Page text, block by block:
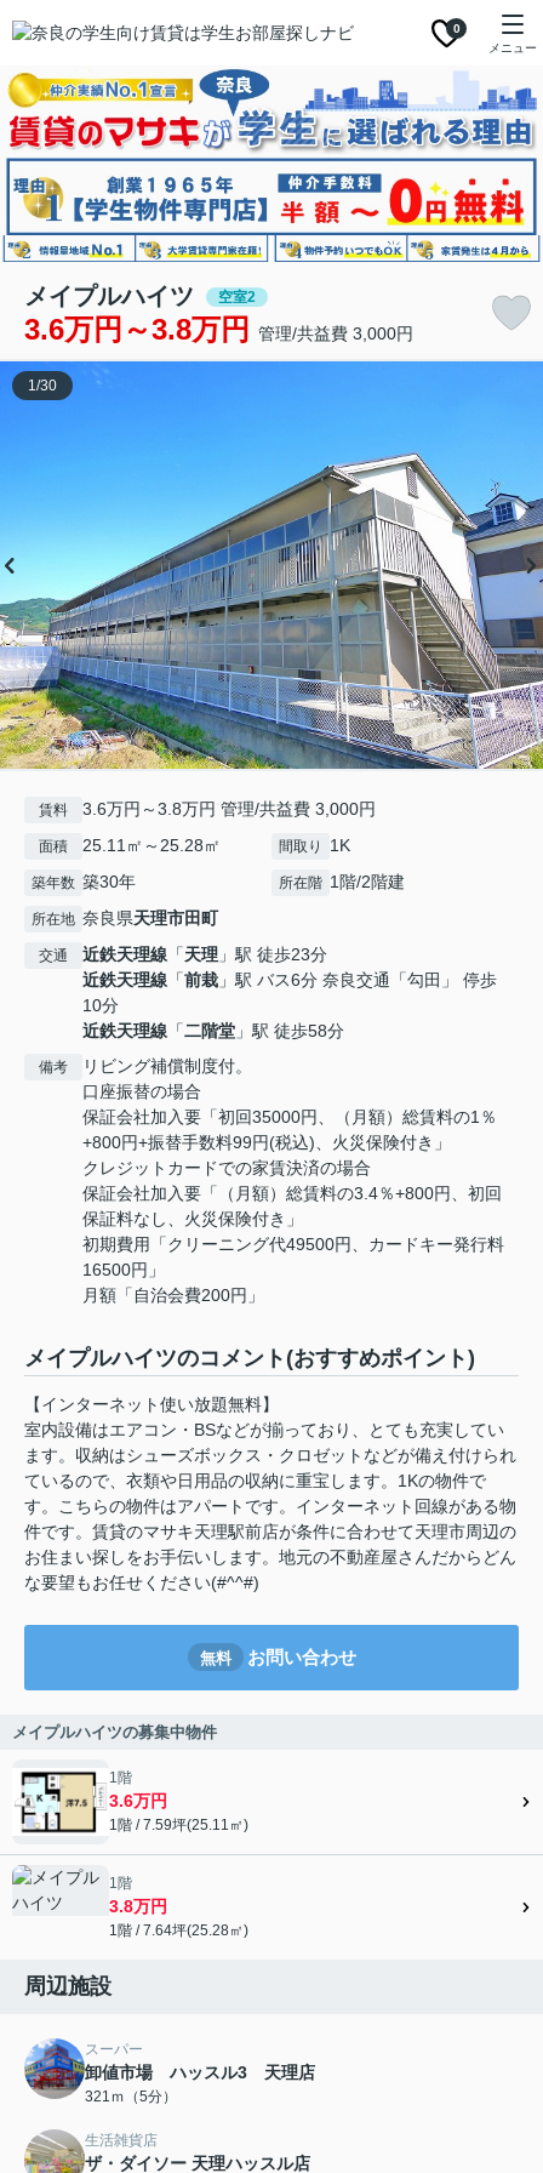
0
メニュー
メイプルハイツ 空室2
3.6万円～3.8万円 管理/共益費 3,000円
1/30
賃料 3.6万円～3.8万円 管理/共益費 3,000円
面積 25.11㎡～25.28㎡ 間取り 1K
築年数 築30年 所在階 1階/2階建
所在地 奈良県天理市田町
交通 近鉄天理線 「天理 」駅 徒歩23分
近鉄天理線 「前栽 」駅 バス6分 奈良交通「勾田」 停歩
10分
近鉄天理線 「二階堂 」駅 徒歩58分
備考
リビング補償制度付。
口座振替の場合
保証会社加入要「初回35000円、（月額）総賃料の1％
+800円+振替手数料99円(税込)、火災保険付き」
クレジットカードでの家賃決済の場合
保証会社加入要「（月額）総賃料の3.4％+800円、初回
保証料なし、火災保険付き」
初期費用「クリーニング代49500円、カードキー発行料
16500円」
月額「自治会費200円」
メイプルハイツのコメント(おすすめポイント)
【インターネット使い放題無料】
室内設備はエアコン・BSなどが揃っており、とても充実してい
ます。収納はシューズボックス・クロゼットなどが備え付けられ
ているので、衣類や日用品の収納に重宝します。1Kの物件で
す。こちらの物件はアパートです。インターネット回線がある物
件です。賃貸のマサキ天理駅前店が条件に合わせて天理市周辺の
お住まい探しをお手伝いします。地元の不動産屋さんだからどん
な要望もお任せください(#^^#)
無料 お問い合わせ
メイプルハイツの募集中物件
1階
3.6万円
1階 / 7.59坪(25.11㎡)
1階
3.8万円
1階 / 7.64坪(25.28㎡)
周辺施設
スーパー
卸値市場 ハッスル3 天理店
321ｍ（5分）
生活雑貨店
ザ・ダイソー 天理ハッスル店